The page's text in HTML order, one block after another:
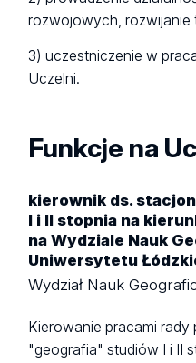
rozwojowych,
3) uczestniczenie w
Uczelni.
Funkcje na
kierownik ds.
I i II stopnia na
na Wydziale Nauk
Uniwersytetu
Wydział Nauk
Kierowanie pracami
"geografia" studiów I i II